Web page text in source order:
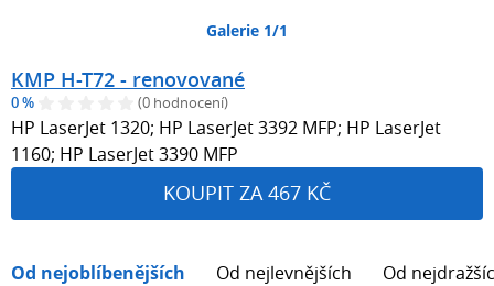
Galerie 1/1
KMP H-T72 - renovované
0 % (0 hodnocení)
HP LaserJet 1320; HP LaserJet 3392 MFP; HP LaserJet
1160; HP LaserJet 3390 MFP
KOUPIT ZA 467 KČ
Od nejoblíbenějších Od nejlevnějších Od